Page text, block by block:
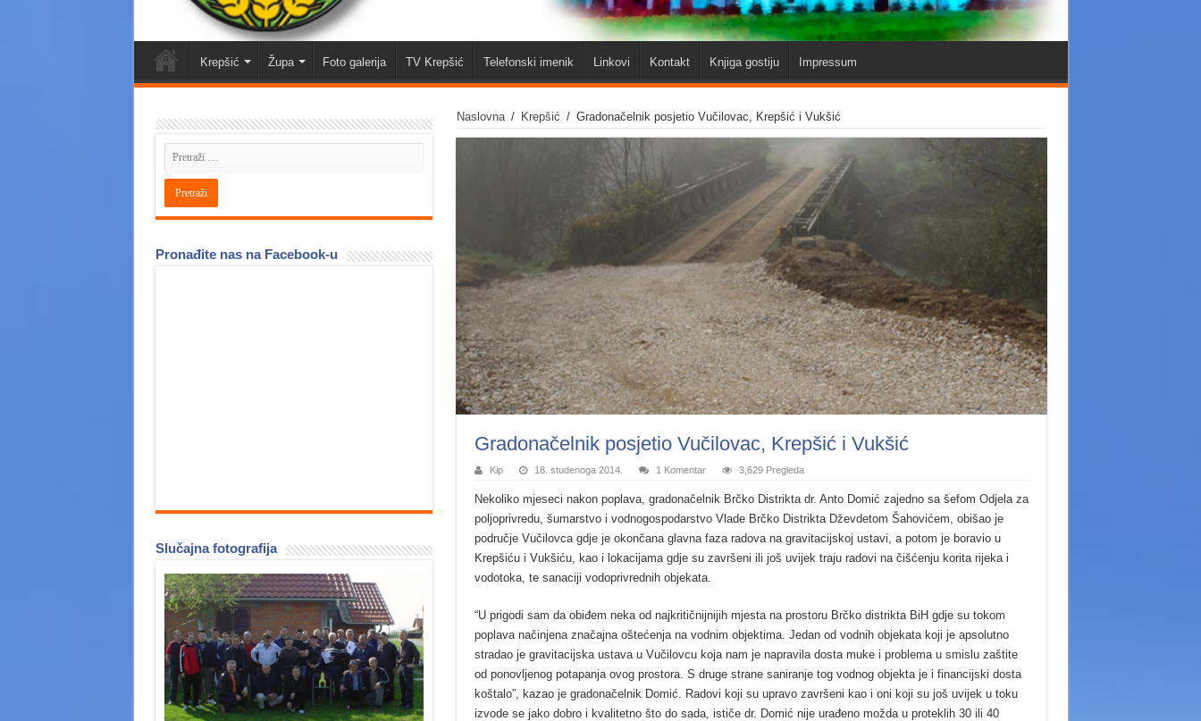
Krepšić Župa Foto galerija TV Krepšić Telefonski imenik Linkovi Kontakt Knjiga gostiju Impressum
Naslovna / Krepšić / Gradonačelnik posjetio Vučilovac, Krepšić i Vukšić
Gradonačelnik posjetio Vučilovac, Krepšić i Vukšić
Kip 18. studenoga 2014. 1 Komentar 3,629 Pregleda
Nekoliko mjeseci nakon poplava, gradonačelnik Brčko Distrikta dr. Anto Domić zajedno sa šefom Odjela za
poljoprivredu, šumarstvo i vodnogospodarstvo Vlade Brčko Distrikta Dževdetom Šahovićem, obišao je
područje Vučilovca gdje je okončana glavna faza radova na gravitacijskoj ustavi, a potom je boravio u
Krepšiću i Vukšiću, kao i lokacijama gdje su završeni ili još uvijek traju radovi na čišćenju korita rijeka i
vodotoka, te sanaciji vodoprivrednih objekata.
“U prigodi sam da obiđem neka od najkritičnijnijih mjesta na prostoru Brčko distrikta BiH gdje su tokom
poplava načinjena značajna oštećenja na vodnim objektima. Jedan od vodnih objekata koji je apsolutno
stradao je gravitacijska ustava u Vučilovcu koja nam je napravila dosta muke i problema u smislu zaštite
od ponovljenog potapanja ovog prostora. S druge strane saniranje tog vodnog objekta je i financijski dosta
koštalo”, kazao je gradonačelnik Domić. Radovi koji su upravo završeni kao i oni koji su još uvijek u toku
izvode se jako dobro i kvalitetno što do sada, ističe dr. Domić nije urađeno možda u proteklih 30 ili 40
Pronađite nas na Facebook-u
Slučajna fotografija